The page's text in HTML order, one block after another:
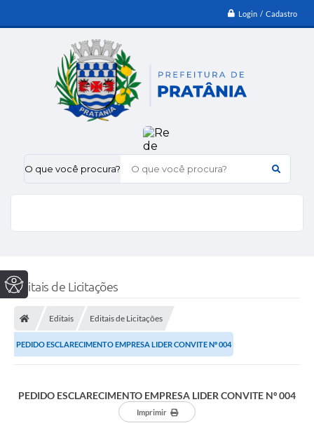
Login / Cadastro
O que você procura?
Editais de Licitações
Editais Editais de Licitações
PEDIDO ESCLARECIMENTO EMPRESA LIDER CONVITE Nº 004
PEDIDO ESCLARECIMENTO EMPRESA LIDER CONVITE Nº 004
Imprimir